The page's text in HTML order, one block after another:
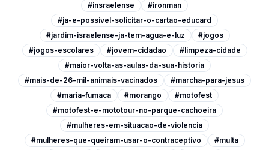
#insraelense
#ironman
#ja-e-possivel-solicitar-o-cartao-educard
#jardim-israelense-ja-tem-agua-e-luz
#jogos
#jogos-escolares
#jovem-cidadao
#limpeza-cidade
#maior-volta-as-aulas-da-sua-historia
#mais-de-26-mil-animais-vacinados
#marcha-para-jesus
#maria-fumaca
#morango
#motofest
#motofest-e-mototour-no-parque-cachoeira
#mulheres-em-situacao-de-violencia
#mulheres-que-queiram-usar-o-contraceptivo
#multa